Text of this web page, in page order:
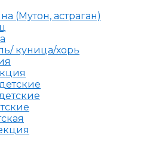
(Мутон, астраган)
куница/хорь